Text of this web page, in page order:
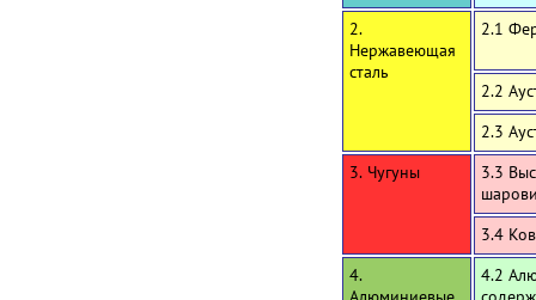
2.
Нержавеющая
сталь
2.1
2.2
2.3
3. Чугуны
3.3
3.4
4.
4.2